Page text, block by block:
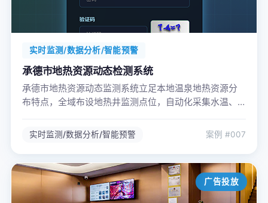
实时监测/数据分析/智能预警
承德市地热资源动态检测系统
承德市地热资源动态监测系统立足本地温泉地热资源分
布特点，全域布设地热井监测点位，自动化采集水温、
现实时监控、数据汇总、超限预警与统计分析，支撑地
热温泉产业规范化可持续发展。
实时监测/数据分析/智能预警 案例 #007
广告投放